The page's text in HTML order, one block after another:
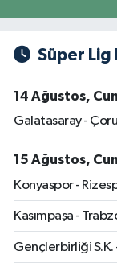
Süper Lig
14 Ağustos,
Galatasaray -
15 Ağustos,
Konyaspor -
Kasımpaşa -
Gençlerbirliği S.K.